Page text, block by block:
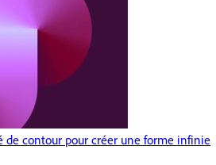
de contour pour créer une forme infinie